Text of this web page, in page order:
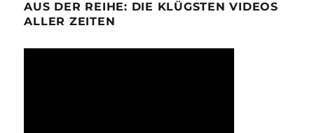
AUS DER REIHE: DIE KLÜGSTEN VIDEOS
ALLER ZEITEN